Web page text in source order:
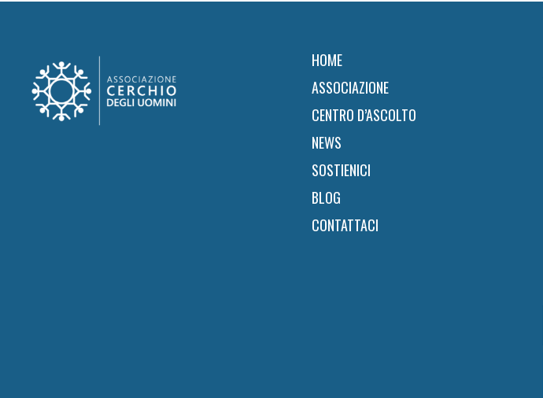
Footer
HOME
ASSOCIAZIONE
CENTRO D’ASCOLTO
NEWS
SOSTIENICI
BLOG
CONTATTACI